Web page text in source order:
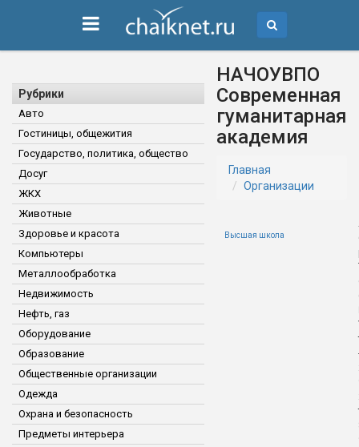
Рубрики
Авто
Гостиницы, общежития
Государство, политика, общество
Досуг
ЖКХ
Животные
Здоровье и красота
Компьютеры
Металлообработка
Недвижимость
Нефть, газ
Оборудование
Образование
Общественные организации
Одежда
Охрана и безопасность
Предметы интерьера
НАЧОУВПО
Современная
гуманитарная
академия
Главная
Организации
Высшая школа